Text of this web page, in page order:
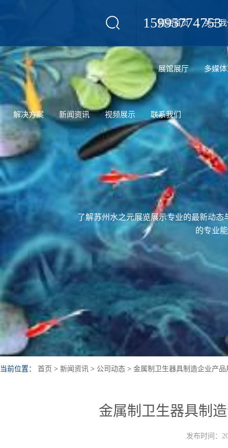
15995774753
网站首页 关于
展馆展厅 多媒
解决方案 新闻资讯 视频展示 联系我们
了解苏州水之元展览展示专业的最新动
的专业
当前位置： 首页 > 新闻资讯 > 公司动态 > 金属制卫生器具制造企业产
金属制卫生器具制
发布时间：